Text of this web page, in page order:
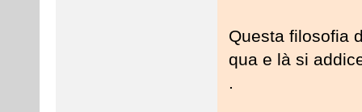
Questa filosofia
qua e là si
.